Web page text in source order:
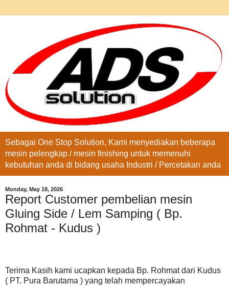
Sebagai One Stop Solution, Kami menyediakan beberapa
mesin pelengkap / mesin finishing untuk memenuhi
kebutuhan anda di bidang usaha Industri / Percetakan anda
Monday, May 18, 2026
Report Customer pembelian mesin
Gluing Side / Lem Samping ( Bp.
Rohmat - Kudus )
Terima Kasih kami ucapkan kepada Bp. Rohmat dari Kudus
( PT. Pura Barutama ) yang telah mempercayakan